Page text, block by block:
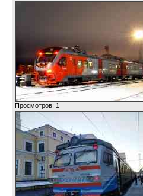
Просмотров: 1